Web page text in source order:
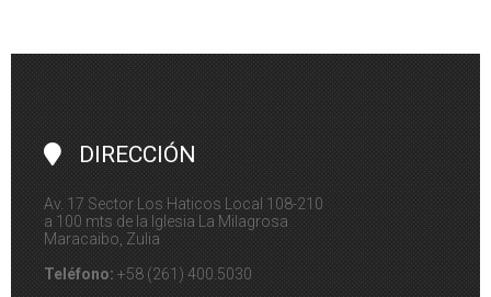
DIRECCIÓN
Av. 17 Sector Los Haticos Local 108-210
a 100 mts de la Iglesia La Milagrosa
Maracaibo, Zulia
Teléfono: +58 (261) 400.5030